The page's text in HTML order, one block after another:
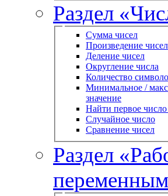
Раздел
Сумма чисел
Произведение чисел
Деление чисел
Округление числа
Количество
Минимальное /
значение
Найти первое число
Случайное число
Сравнение чисел
Раздел